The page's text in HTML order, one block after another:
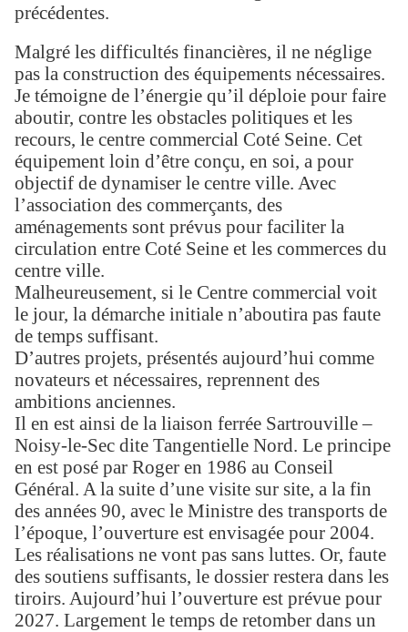
précédentes.
Malgré les difficultés financières, il ne néglige
pas la construction des équipements nécessaires.
Je témoigne de l’énergie qu’il déploie pour faire
aboutir, contre les obstacles politiques et les
recours, le centre commercial Coté Seine. Cet
équipement loin d’être conçu, en soi, a pour
objectif de dynamiser le centre ville. Avec
l’association des commerçants, des
aménagements sont prévus pour faciliter la
circulation entre Coté Seine et les commerces du
centre ville.
Malheureusement, si le Centre commercial voit
le jour, la démarche initiale n’aboutira pas faute
de temps suffisant.
D’autres projets, présentés aujourd’hui comme
novateurs et nécessaires, reprennent des
ambitions anciennes.
Il en est ainsi de la liaison ferrée Sartrouville –
Noisy-le-Sec dite Tangentielle Nord. Le principe
en est posé par Roger en 1986 au Conseil
Général. A la suite d’une visite sur site, a la fin
des années 90, avec le Ministre des transports de
l’époque, l’ouverture est envisagée pour 2004.
Les réalisations ne vont pas sans luttes. Or, faute
des soutiens suffisants, le dossier restera dans les
tiroirs. Aujourd’hui l’ouverture est prévue pour
2027. Largement le temps de retomber dans un